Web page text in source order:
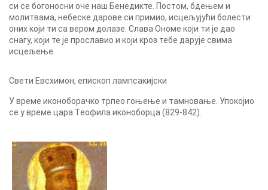
си се богоносни оче наш Бенедикте. Постом, бдењем и
молитвама, небеске дарове си примио, исцељујући болести
оних који ти са вером долазе. Слава Ономе који ти је дао
снагу, који те је прославио и који кроз тебе дарује свима
исцељење.
Свети Евсхимон, епископ лампсакијски
У време иконоборачко трпео гоњење и тамновање. Упокојио
се у време цара Теофила иконоборца (829-842).